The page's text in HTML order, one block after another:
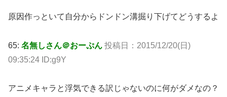
原因作っといて自分からドンドン溝掘り下げてどうするよ
65: 名無しさん＠おーぷん 投稿日：2015/12/20(日)
09:35:24 ID:g9Y
アニメキャラと浮気できる訳じゃないのに何がダメなの？